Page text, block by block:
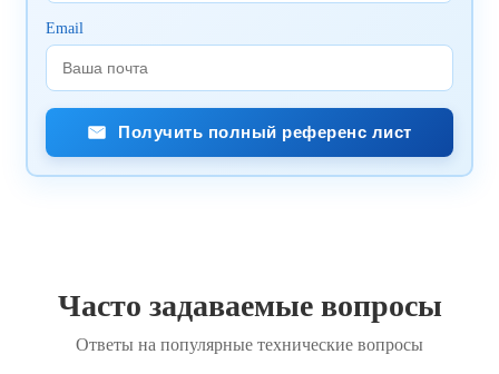
Email
Получить полный референс лист
Часто задаваемые вопросы
Ответы на популярные технические вопросы